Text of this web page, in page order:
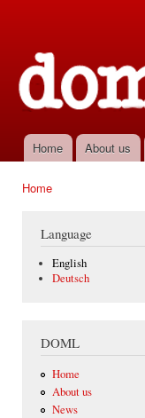
Main menu
Home About us
Home
Language
English
Deutsch
DOML
Home
About us
News